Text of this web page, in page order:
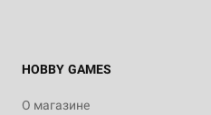
HOBBY GAMES
О магазине